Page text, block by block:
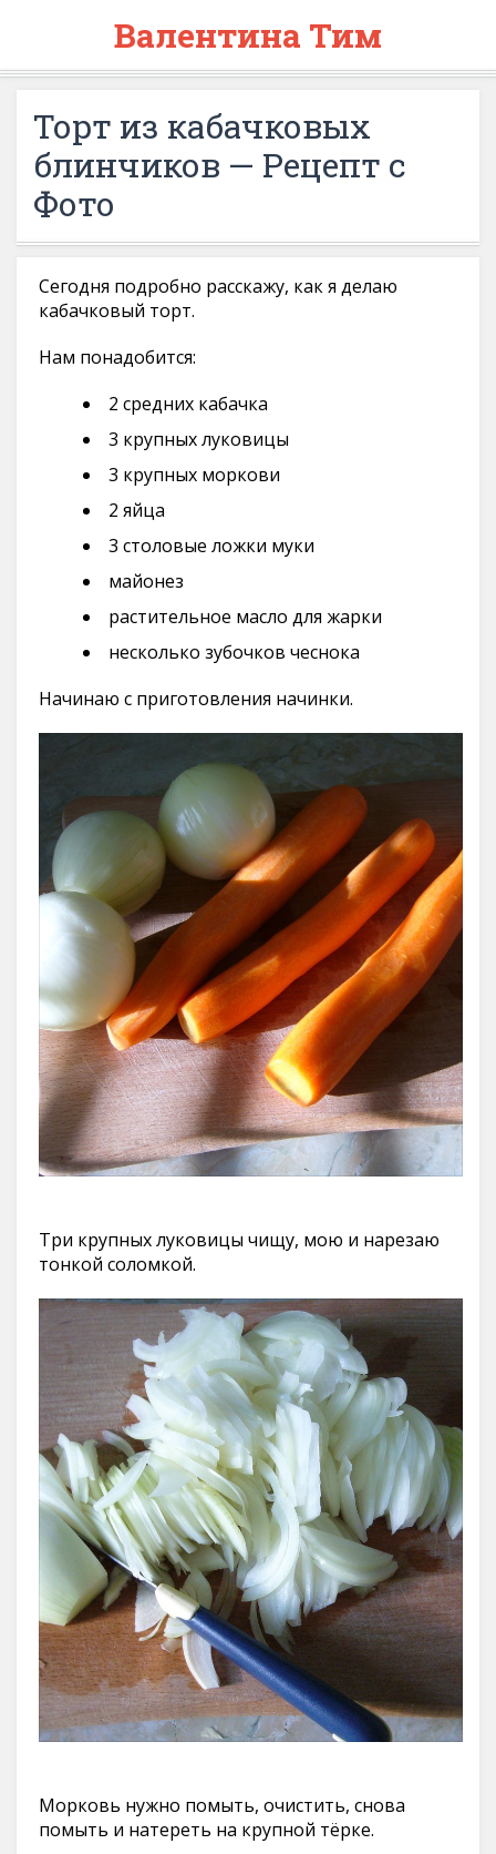
Валентина Тим
Торт из кабачковых
блинчиков — Рецепт с
Фото
Сегодня подробно расскажу, как я делаю
кабачковый торт.
Нам понадобится:
2 средних кабачка
3 крупных луковицы
3 крупных моркови
2 яйца
3 столовые ложки муки
майонез
растительное масло для жарки
несколько зубочков чеснока
Начинаю с приготовления начинки.
Три крупных луковицы чищу, мою и нарезаю
тонкой соломкой.
Морковь нужно помыть, очистить, снова
помыть и натереть на крупной тёрке.